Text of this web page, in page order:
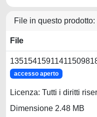
File in questo prodotto:
File
accesso aperto
Licenza: Tutti i diritti
Dimensione 2.48 MB